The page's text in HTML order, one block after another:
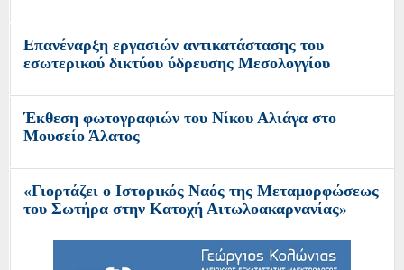
Επανέναρξη εργασιών αντικατάστασης του
εσωτερικού δικτύου ύδρευσης Μεσολογγίου
Έκθεση φωτογραφιών του Νίκου Αλιάγα στο
Μουσείο Άλατος
«Γιορτάζει ο Ιστορικός Ναός της Μεταμορφώσεως
του Σωτήρα στην Κατοχή Αιτωλοακαρνανίας»